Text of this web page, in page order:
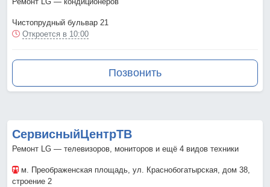
Чистопрудный бульвар 21
Откроется в 10:00
Позвонить
СервисныйЦентрТВ
Ремонт LG — телевизоров, мониторов и ещё 4 видов техники
м. Преображенская площадь , ул. Краснобогатырская, дом 38,
строение 2